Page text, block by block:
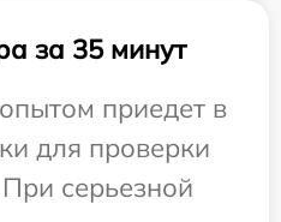
за 35 минут
приедет в
для проверки
серьезной